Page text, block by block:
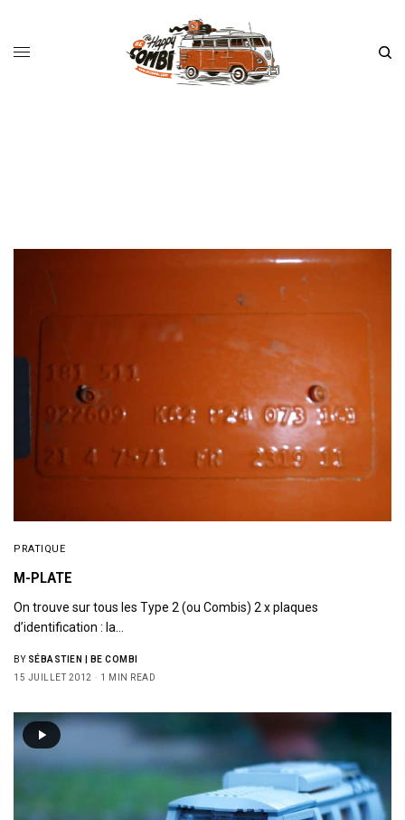
PRATIQUE
M-PLATE
On trouve sur tous les Type 2 (ou Combis) 2 x plaques
d’identification : la…
BY SÉBASTIEN | BE COMBI
15 JUILLET 2012
1 MIN READ